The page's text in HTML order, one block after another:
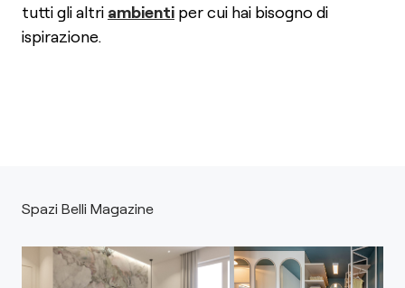
tutti gli altri ambienti per cui hai bisogno di
ispirazione.
Spazi Belli Magazine